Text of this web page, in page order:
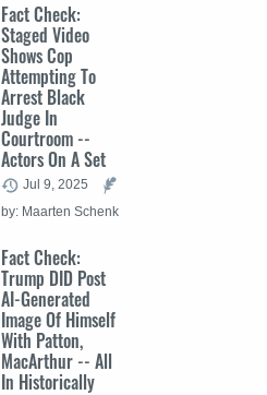
Fact Check:
Staged Video
Shows Cop
Attempting To
Arrest Black
Judge In
Courtroom --
Actors On A Set
Jul 9, 2025
by: Maarten Schenk
Fact Check:
Trump DID Post
AI-Generated
Image Of Himself
With Patton,
MacArthur -- All
In Historically